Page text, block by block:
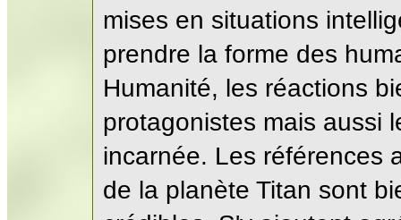
mises en situations
prendre la forme des
Humanité, les réactions
protagonistes mais aussi
incarnée. Les références
de la planète Titan sont